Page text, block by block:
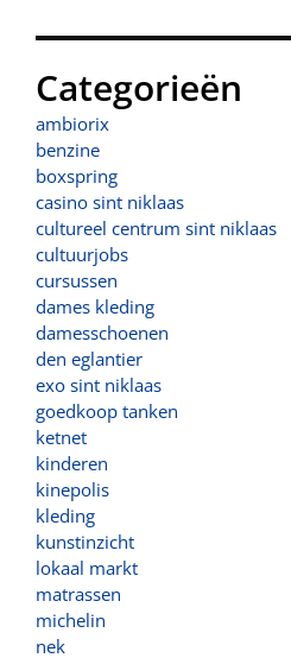
Categorieën
ambiorix
benzine
boxspring
casino sint niklaas
cultureel centrum sint niklaas
cultuurjobs
cursussen
dames kleding
damesschoenen
den eglantier
exo sint niklaas
goedkoop tanken
ketnet
kinderen
kinepolis
kleding
kunstinzicht
lokaal markt
matrassen
michelin
nek